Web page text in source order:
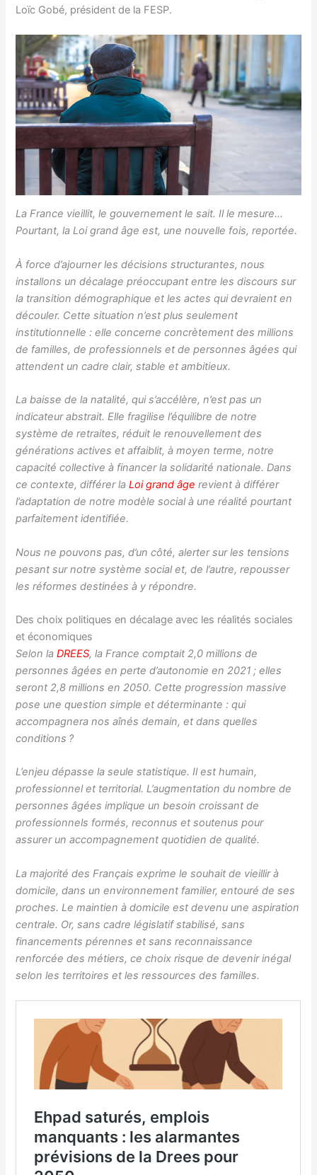
Loïc Gobé, président de la FESP.
La France vieillit, le gouvernement le sait. Il le mesure…
Pourtant, la Loi grand âge est, une nouvelle fois, reportée.
À force d’ajourner les décisions structurantes, nous
installons un décalage préoccupant entre les discours sur
la transition démographique et les actes qui devraient en
découler. Cette situation n’est plus seulement
institutionnelle : elle concerne concrètement des millions
de familles, de professionnels et de personnes âgées qui
attendent un cadre clair, stable et ambitieux.
La baisse de la natalité, qui s’accélère, n’est pas un
indicateur abstrait. Elle fragilise l’équilibre de notre
système de retraites, réduit le renouvellement des
générations actives et affaiblit, à moyen terme, notre
capacité collective à financer la solidarité nationale. Dans
ce contexte, différer laLoi grand âge revient à différer
l’adaptation de notre modèle social à une réalité pourtant
parfaitement identifiée.
Nous ne pouvons pas, d’un côté, alerter sur les tensions
pesant sur notre système social et, de l’autre, repousser
les réformes destinées à y répondre.
Des choix politiques en décalage avec les réalités sociales
et économiques
Selon laDREES, la France comptait 2,0 millions de
personnes âgées en perte d’autonomie en 2021 ; elles
seront 2,8 millions en 2050. Cette progression massive
pose une question simple et déterminante : qui
accompagnera nos aînés demain, et dans quelles
conditions ?
L’enjeu dépasse la seule statistique. Il est humain,
professionnel et territorial. L’augmentation du nombre de
personnes âgées implique un besoin croissant de
professionnels formés, reconnus et soutenus pour
assurer un accompagnement quotidien de qualité.
La majorité des Français exprime le souhait de vieillir à
domicile, dans un environnement familier, entouré de ses
proches. Le maintien à domicile est devenu une aspiration
centrale. Or, sans cadre législatif stabilisé, sans
financements pérennes et sans reconnaissance
renforcée des métiers, ce choix risque de devenir inégal
selon les territoires et les ressources des familles.